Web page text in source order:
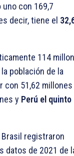
uno con 169,7
decir, tiene el
114
población de la
r con 51,62
y Perú el quinto
registraron
datos de 2021 de